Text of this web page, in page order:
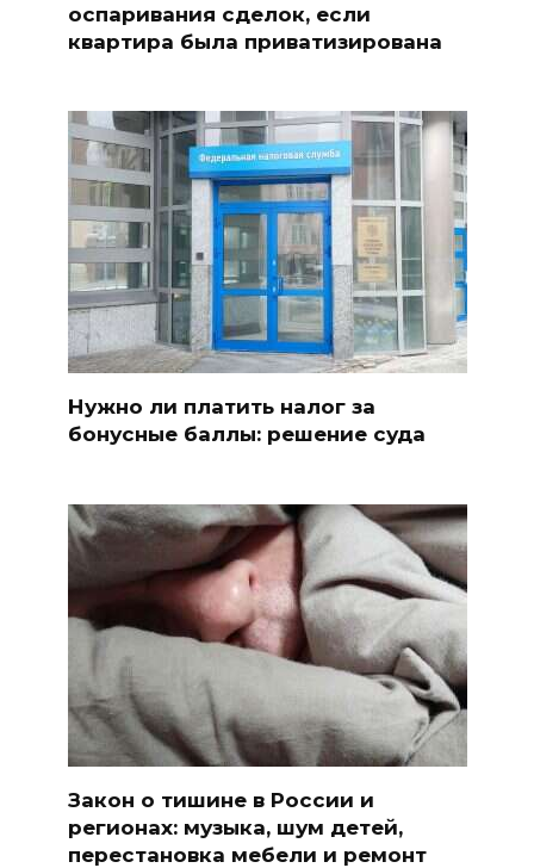
оспаривания сделок, если
квартира была приватизирована
Нужно ли платить налог за
бонусные баллы: решение суда
Закон о тишине в России и
регионах: музыка, шум детей,
перестановка мебели и ремонт